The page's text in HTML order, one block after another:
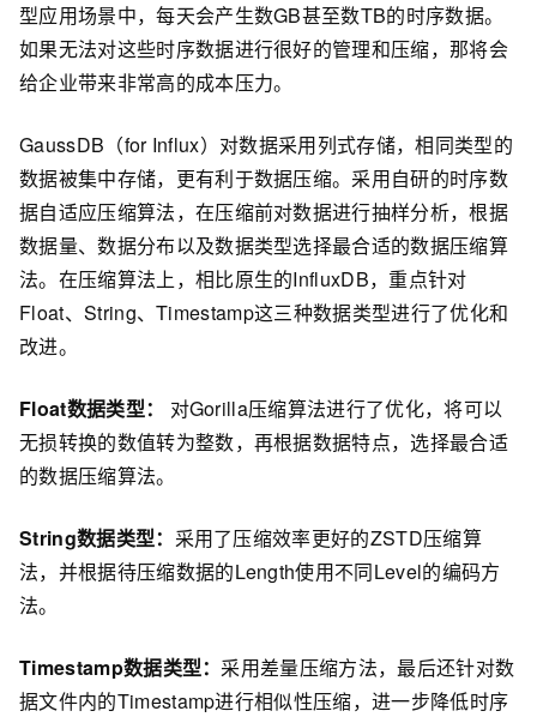
型应用场景中，每天会产生数GB甚至数TB的时序数据。
如果无法对这些时序数据进行很好的管理和压缩，那将会
给企业带来非常高的成本压力。
GaussDB（for Influx）对数据采用列式存储，相同类型的
数据被集中存储，更有利于数据压缩。采用自研的时序数
据自适应压缩算法，在压缩前对数据进行抽样分析，根据
数据量、数据分布以及数据类型选择最合适的数据压缩算
法。在压缩算法上，相比原生的InfluxDB，重点针对
Float、String、Timestamp这三种数据类型进行了优化和
改进。
Float数据类型：
对Gorilla压缩算法进行了优化，将可以
无损转换的数值转为整数，再根据数据特点，选择最合适
的数据压缩算法。
String数据类型： 采用了压缩效率更好的ZSTD压缩算
法，并根据待压缩数据的Length使用不同Level的编码方
法。
Timestamp数据类型： 采用差量压缩方法，最后还针对数
据文件内的Timestamp进行相似性压缩，进一步降低时序